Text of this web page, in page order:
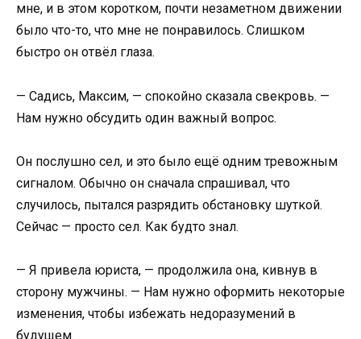
мне, и в этом коротком, почти незаметном движении
было что-то, что мне не понравилось. Слишком
быстро он отвёл глаза.
— Садись, Максим, — спокойно сказала свекровь. —
Нам нужно обсудить один важный вопрос.
Он послушно сел, и это было ещё одним тревожным
сигналом. Обычно он сначала спрашивал, что
случилось, пытался разрядить обстановку шуткой.
Сейчас — просто сел. Как будто знал.
— Я привела юриста, — продолжила она, кивнув в
сторону мужчины. — Нам нужно оформить некоторые
изменения, чтобы избежать недоразумений в
будущем.